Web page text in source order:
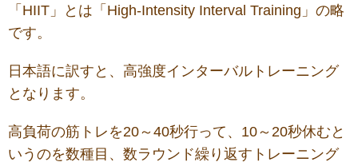
「HIIT」とは「High-Intensity Interval Training」の略
です。
日本語に訳すと、高強度インターバルトレーニング
となります。
高負荷の筋トレを20～40秒行って、10～20秒休むと
いうのを数種目、数ラウンド繰り返すトレーニング